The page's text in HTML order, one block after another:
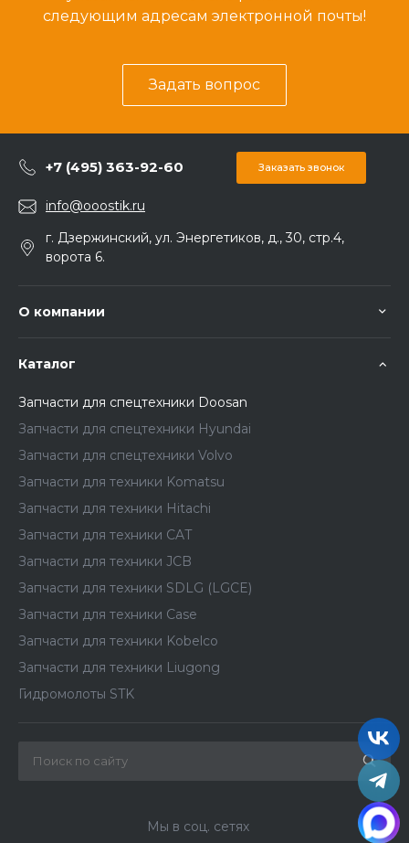
следующим адресам электронной почты!
Задать вопрос
+7 (495) 363-92-60 Заказать звонок
info@ooostik.ru
г. Дзержинский, ул. Энергетиков, д., 30, стр.4,
ворота 6.
О компании
Каталог
Запчасти для спецтехники Doosan
Запчасти для спецтехники Hyundai
Запчасти для спецтехники Volvo
Запчасти для техники Komatsu
Запчасти для техники Hitachi
Запчасти для техники CAT
Запчасти для техники JCB
Запчасти для техники SDLG (LGCE)
Запчасти для техники Case
Запчасти для техники Kobelco
Запчасти для техники Liugong
Гидромолоты STK
Мы в соц. сетях